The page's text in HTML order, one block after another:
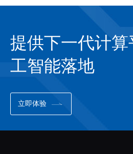
提供下一代计算
工智能落地
立即体验